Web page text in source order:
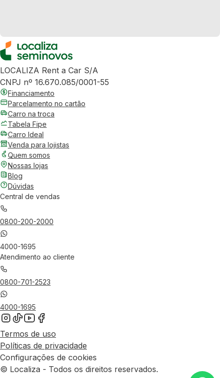
LOCALIZA Rent a Car S/A
CNPJ nº 16.670.085/0001-55
Financiamento
Parcelamento no cartão
Carro na troca
Tabela Fipe
Carro Ideal
Venda para lojistas
Quem somos
Nossas lojas
Blog
Dúvidas
Central de vendas
0800-200-2000
4000-1695
Atendimento ao cliente
0800-701-2523
4000-1695
Termos de uso
Políticas de privacidade
Configurações de cookies
© Localiza - Todos os direitos reservados.